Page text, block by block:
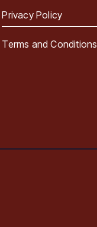
Privacy Policy
Terms and Conditions